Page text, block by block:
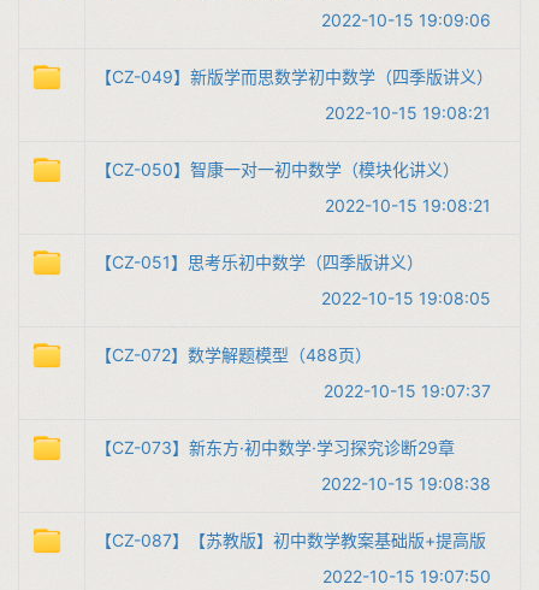
2022-10-15 19:09:06
【CZ-049】新版学而思数学初中数学（四季版讲义）
2022-10-15 19:08:21
【CZ-050】智康一对一初中数学（模块化讲义）
2022-10-15 19:08:21
【CZ-051】思考乐初中数学（四季版讲义）
2022-10-15 19:08:05
【CZ-072】数学解题模型（488页）
2022-10-15 19:07:37
【CZ-073】新东方·初中数学·学习探究诊断29章
2022-10-15 19:08:38
【CZ-087】【苏教版】初中数学教案基础版+提高版
2022-10-15 19:07:50